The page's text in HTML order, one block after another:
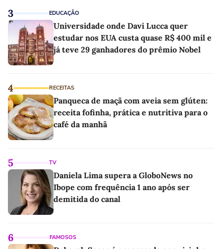
3 EDUCAÇÃO
Universidade onde Davi Lucca quer
estudar nos EUA custa quase R$ 400 mil e
já teve 29 ganhadores do prêmio Nobel
4 RECEITAS
Panqueca de maçã com aveia sem glúten:
receita fofinha, prática e nutritiva para o
café da manhã
5 TV
Daniela Lima supera a GloboNews no
Ibope com frequência 1 ano após ser
demitida do canal
6 FAMOSOS